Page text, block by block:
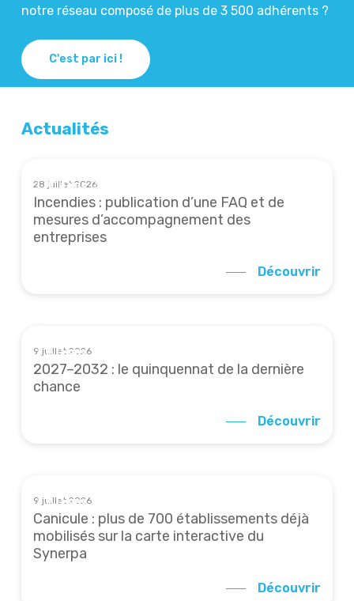
notre réseau composé de plus de 3 500 adhérents ?
C'est par ici !
Actualités
À la une
28 juillet 2026
Incendies : publication d’une FAQ et de
mesures d’accompagnement des
entreprises
Découvrir
À la une
9 juillet 2026
2027–2032 : le quinquennat de la dernière
chance
Découvrir
À la une
9 juillet 2026
Canicule : plus de 700 établissements déjà
mobilisés sur la carte interactive du
Synerpa
Découvrir